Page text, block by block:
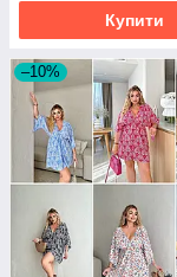
Купити
–10%